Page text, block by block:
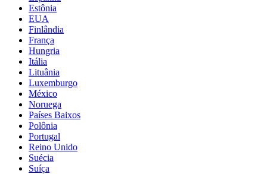
Estônia
EUA
Finlândia
França
Hungria
Itália
Lituânia
Luxemburgo
México
Noruega
Países Baixos
Polônia
Portugal
Reino Unido
Suécia
Suíça